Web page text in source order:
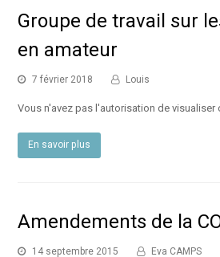
Groupe de travail sur
en amateur
7 février 2018 Louis
Vous n'avez pas l'autorisation de visualiser
En savoir plus
Amendements de la
14 septembre 2015 Eva CAMPS